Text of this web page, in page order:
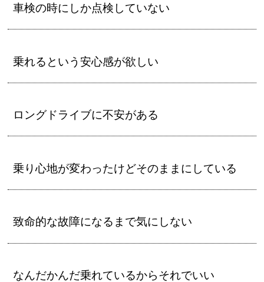
車検の時にしか点検していない
乗れるという安心感が欲しい
ロングドライブに不安がある
乗り心地が変わったけどそのままにしている
致命的な故障になるまで気にしない
なんだかんだ乗れているからそれでいい